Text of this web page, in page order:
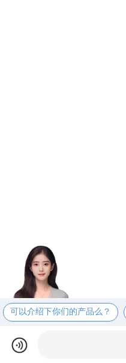
可以介绍下你们的产品么？